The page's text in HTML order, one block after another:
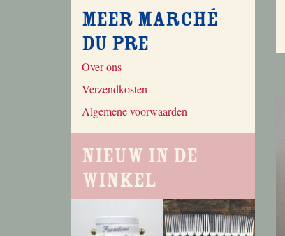
Meer Marché
du Pre
Over ons
Verzendkosten
Algemene voorwaarden
Nieuw in de
winkel